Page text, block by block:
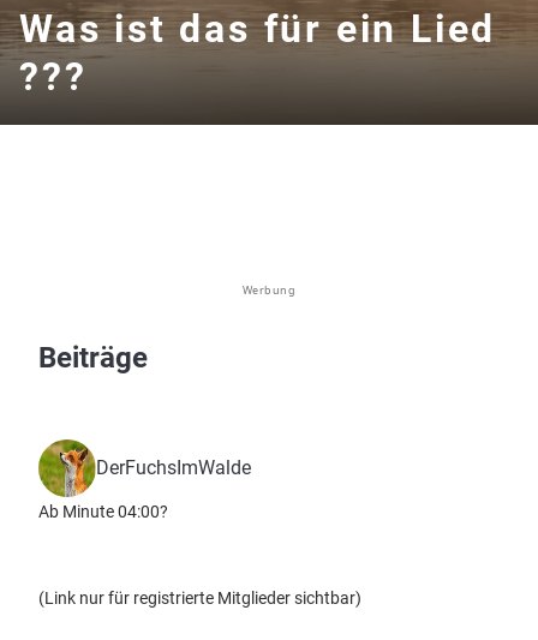
Was ist das für ein Lied
???
Werbung
Beiträge
DerFuchsImWalde
Ab Minute 04:00?
(Link nur für registrierte Mitglieder sichtbar)